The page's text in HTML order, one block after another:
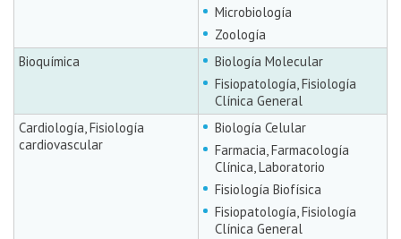
Microbiología
Zoología
Bioquímica
Biología Molecular
Fisiopatología, Fisiología
Clínica General
Cardiología, Fisiología
cardiovascular
Biología Celular
Farmacia, Farmacología
Clínica, Laboratorio
Fisiología Biofísica
Fisiopatología, Fisiología
Clínica General